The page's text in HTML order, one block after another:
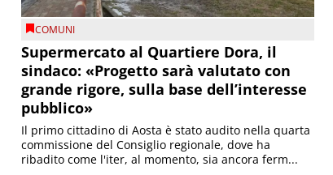
COMUNI
Supermercato al Quartiere Dora, il
sindaco: «Progetto sarà valutato con
grande rigore, sulla base dell’interesse
pubblico»
Il primo cittadino di Aosta è stato audito nella quarta
commissione del Consiglio regionale, dove ha
ribadito come l'iter, al momento, sia ancora ferm...